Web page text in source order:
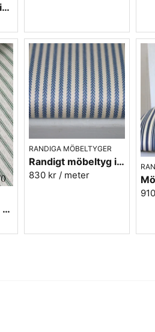
Möbeltyg med beige/svarta ränder - Stor rand nr.591
Möbeltyg - Gröna ränder - Ellinor nr.70
RANDIGA MÖBELTYGER
Randigt möbeltyg i blått - Sofia Rand nr.50
830 kr / meter